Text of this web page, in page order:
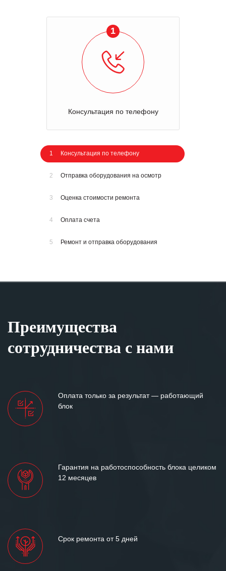
1
Консультация по телефону
1 Консультация по телефону
2 Отправка оборудования на осмотр
3 Оценка стоимости ремонта
4 Оплата счета
5 Ремонт и отправка оборудования
Преимущества
сотрудничества с нами
Оплата только за результат — работающий
блок
Гарантия на работоспособность блока целиком
12 месяцев
Срок ремонта от 5 дней